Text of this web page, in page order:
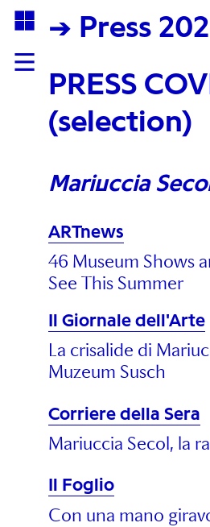
→ Press
PRESS
(selection)
Mariuccia
ARTnews
46 Museum Shows
See This Summer
Il Giornale dell'Arte
La crisalide di
Muzeum Susch
Corriere della Sera
Mariuccia Secol, la
Il Foglio
Con una mano